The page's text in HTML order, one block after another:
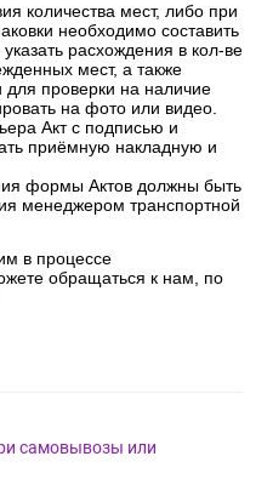
количества мест, либо при
необходимо составить
расхождения в кол-ве
мест, а также
для проверки на наличие
на фото или видео.
Акт с подписью и
приёмную накладную и
формы Актов должны быть
менеджером транспортной
в процессе
обращаться к нам, по
самовывозы или